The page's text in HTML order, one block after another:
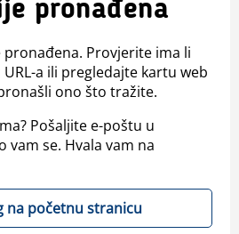
pronađena
Provjerite ima li
a ili pregledajte kartu web
ono što tražite.
Pošaljite e-poštu u
vam se. Hvala vam na
na početnu stranicu